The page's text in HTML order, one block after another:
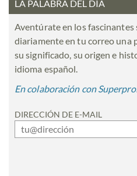
LA PALABRA DEL DÍA
Aventúrate en los fascinantes
diariamente en tu correo una
su significado, su origen e
idioma español.
En colaboración con
DIRECCIÓN DE E-MAIL